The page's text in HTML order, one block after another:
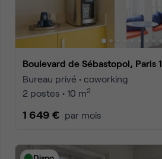
Boulevard de Sébastopol, Paris 1
Bureau privé • coworking
2 postes • 10 m2
1 649 € par mois